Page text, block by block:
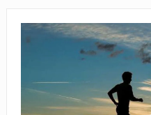
SEBELUM TIBA SAAT WAJIB?
HAKIKAT NIKMAT DI DUNIA!
BAGAIMANA CARA
UANG HARAM BISA